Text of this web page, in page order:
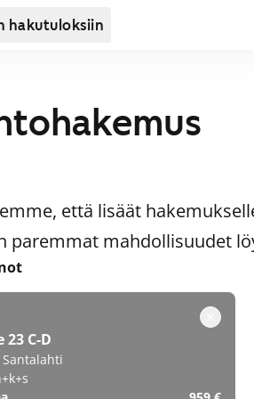
hakutuloksiin
että lisäät
paremmat mahdollisuudet
C-D